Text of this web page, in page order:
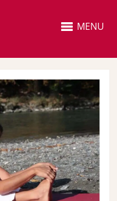
MENU